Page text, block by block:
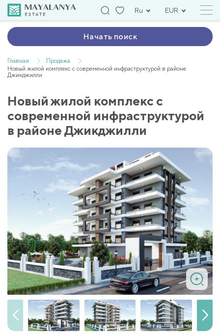
Ru EUR
Начать поиск
Главная
Продажа
Новый жилой комплекс с современной инфраструктурой в районе
Джикджилли
Новый жилой комплекс с
современной инфраструктурой
в районе Джикджилли